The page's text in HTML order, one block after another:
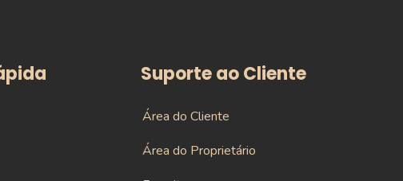
Suporte ao Cliente
Área do Cliente
Área do Proprietário